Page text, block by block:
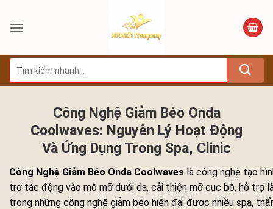
qua
dung
Tìm
kiếm:
Công Nghệ Giảm Béo Onda
Coolwaves: Nguyên Lý Hoạt Động
Và Ứng Dụng Trong Spa, Clinic
Công Nghệ Giảm Béo Onda Coolwaves là công nghệ tạo
trợ tác động vào mô mỡ dưới da, cải thiện mỡ cục bộ, hỗ trợ
trong những công nghệ giảm béo hiện đại được nhiều spa,